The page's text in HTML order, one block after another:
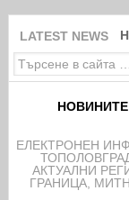
LATEST NEWS
EЛЕКТРОНЕН
АКТУАЛНИ
ГРАНИЦА,